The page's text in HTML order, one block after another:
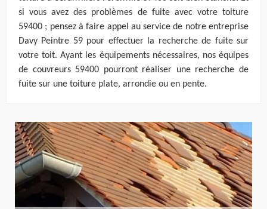
si vous avez des problèmes de fuite avec votre toiture
59400 ; pensez à faire appel au service de notre entreprise
Davy Peintre 59 pour effectuer la recherche de fuite sur
votre toit. Ayant les équipements nécessaires, nos équipes
de couvreurs 59400 pourront réaliser une recherche de
fuite sur une toiture plate, arrondie ou en pente.